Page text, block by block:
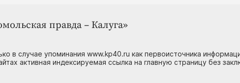
правда – Калуга»
в случае упоминания www.kp40.ru как первоисточника
активная индексируемая ссылка на главную страницу без